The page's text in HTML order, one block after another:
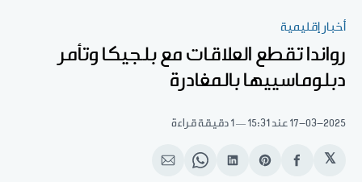
أخبار إقليمية
رواندا تقطع العلاقات مع بلجيكا وتأمر
دبلوماسييها بالمغادرة
17-03-2025 عند 15:31 1 دقيقة قراءة
𝕏
انشر
Shareانشر
Shareانشر